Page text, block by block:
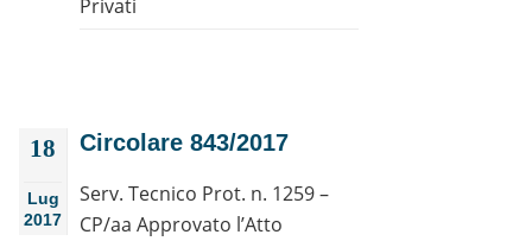
Privati
18
Lug
2017
Circolare 843/2017
Serv. Tecnico Prot. n. 1259 –
CP/aa Approvato l’Atto